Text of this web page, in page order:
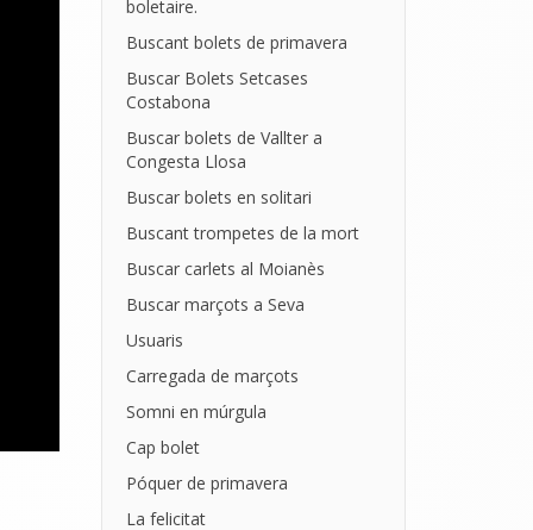
boletaire.
Buscant bolets de primavera
Buscar Bolets Setcases
Costabona
Buscar bolets de Vallter a
Congesta Llosa
Buscar bolets en solitari
Buscant trompetes de la mort
Buscar carlets al Moianès
Buscar marçots a Seva
Usuaris
Carregada de marçots
Somni en múrgula
Cap bolet
Póquer de primavera
La felicitat